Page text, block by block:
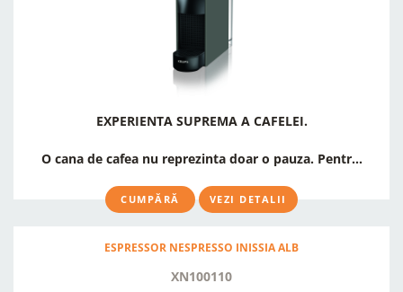
EXPERIENTA SUPREMA A CAFELEI.
O cana de cafea nu reprezinta doar o pauza. Pentr...
CUMPĂRĂ VEZI DETALII
ESPRESSOR NESPRESSO INISSIA ALB
XN100110